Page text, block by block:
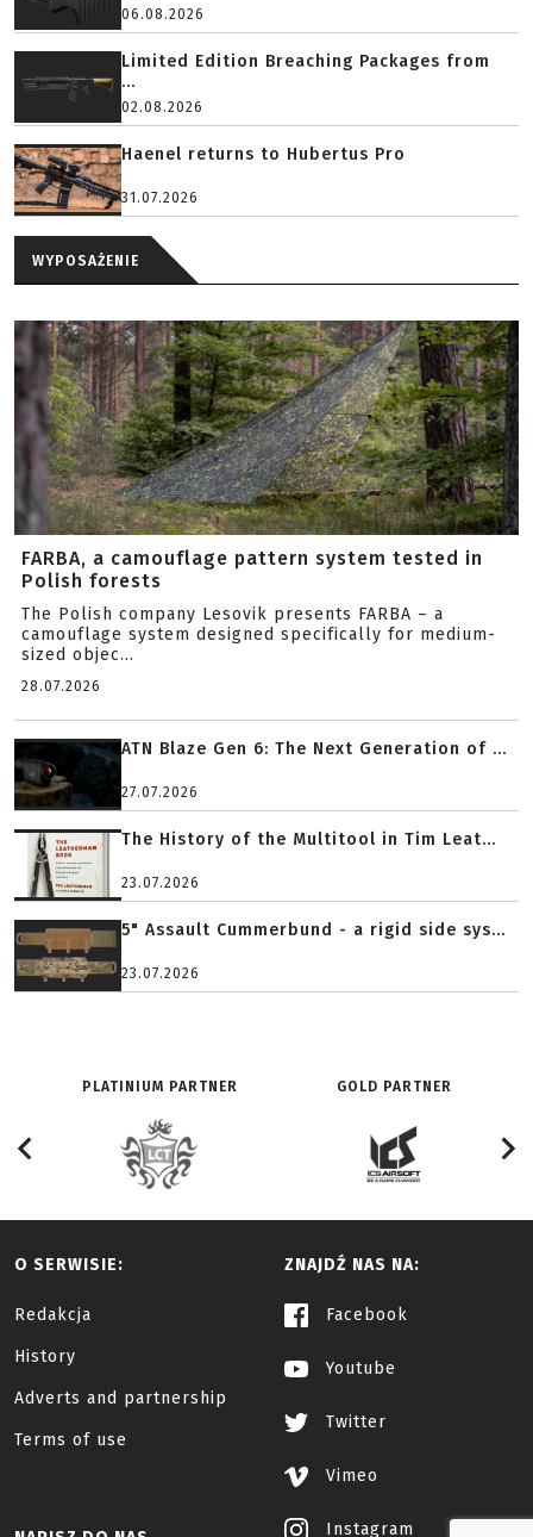
06.08.2026
Limited Edition Breaching Packages from
...
02.08.2026
Haenel returns to Hubertus Pro
31.07.2026
WYPOSAŻENIE
FARBA, a camouflage pattern system tested in
Polish forests
The Polish company Lesovik presents FARBA – a
camouflage system designed specifically for medium-
sized objec...
28.07.2026
ATN Blaze Gen 6: The Next Generation of ...
27.07.2026
The History of the Multitool in Tim Leat...
23.07.2026
5" Assault Cummerbund - a rigid side sys...
23.07.2026
PLATINIUM PARTNER GOLD PARTNER
O SERWISIE:
Redakcja
History
Adverts and partnership
Terms of use
ZNAJDŹ NAS NA:
Facebook
Youtube
Twitter
Vimeo
Instagram